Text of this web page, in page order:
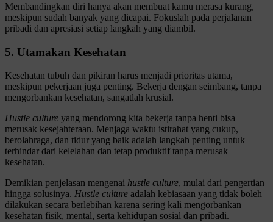
Membandingkan diri hanya akan membuat kamu merasa kurang,
meskipun sudah banyak yang dicapai. Fokuslah pada perjalanan
pribadi dan apresiasi setiap langkah yang diambil.
5. Utamakan Kesehatan
Kesehatan tubuh dan pikiran harus menjadi prioritas utama,
meskipun pekerjaan juga penting. Bekerja dengan seimbang, tanpa
mengorbankan kesehatan, sangatlah krusial.
Hustle culture yang mendorong kita bekerja tanpa henti bisa
merusak kesejahteraan. Menjaga waktu istirahat yang cukup,
berolahraga, dan tidur yang baik adalah langkah penting untuk
terhindar dari kelelahan dan tetap produktif tanpa merusak
kesehatan.
Demikian penjelasan mengenai hustle culture, mulai dari pengertian
hingga solusinya. Hustle culture adalah kebiasaan yang tidak boleh
dilakukan secara berlebihan karena sering kali mengorbankan
kesehatan fisik, mental, serta kehidupan sosial dan pribadi.